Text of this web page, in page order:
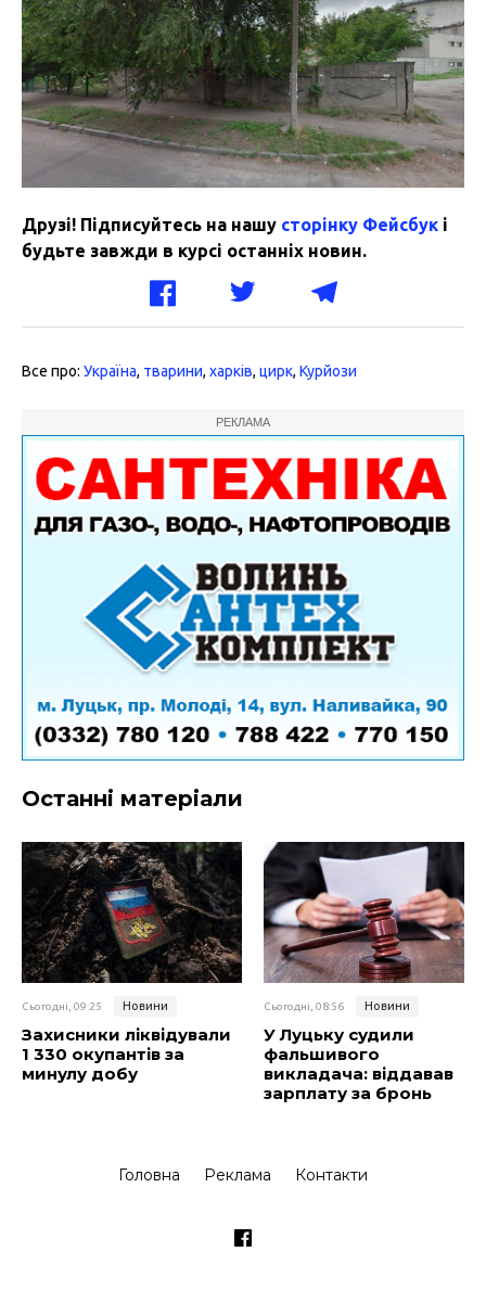
Друзі! Підписуйтесь на нашу сторінку Фейсбук і
будьте завжди в курсі останніх новин.
Все про: Україна, тварини, харків, цирк, Курйози
РЕКЛАМА
Останні матеріали
Сьогодні, 09:25 Новини
Захисники ліквідували
1 330 окупантів за
минулу добу
Сьогодні, 08:56 Новини
У Луцьку судили
фальшивого
викладача: віддавав
зарплату за бронь
Головна Реклама Контакти